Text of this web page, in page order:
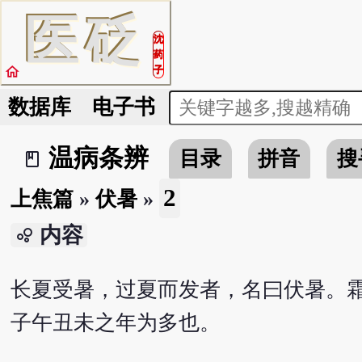
医砭
沈
药
子
home
数据库 电子书
book_2
温病条辨 目录 拼音
上焦篇»伏暑» 2
bubble_chart 内容
长夏受暑，过夏而发者，名曰伏暑。
子午丑未之年为多也。